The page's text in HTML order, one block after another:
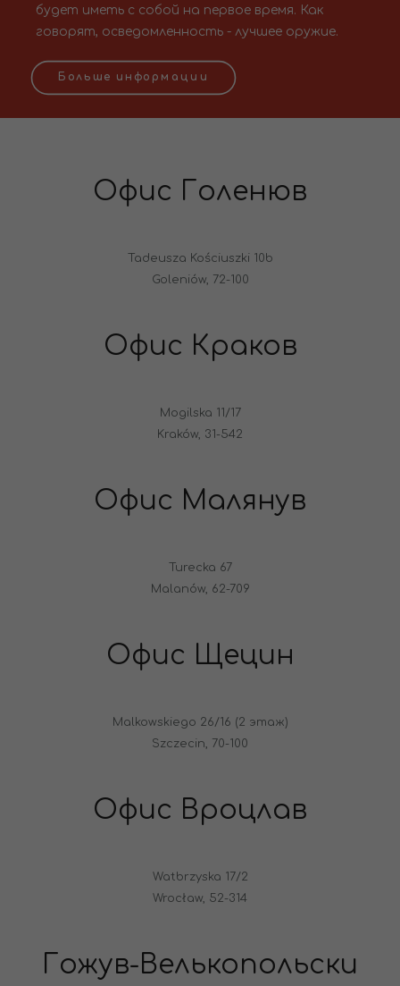
будет иметь с собой на первое время. Как
говорят, осведомленность - лучшее оружие.
Больше информации
Офис Голенюв
Tadeusza Kościuszki 10b
Goleniów, 72-100
Офис Краков
Mogilska 11/17
Kraków, 31-542
Офис Малянув
Turecka 67
Malanów, 62-709
Офис Щецин
Malkowskiego 26/16 (2 этаж)
Szczecin, 70-100
Офис Вроцлав
Watbrzyska 17/2
Wrocław, 52-314
Гожув-Велькопольски